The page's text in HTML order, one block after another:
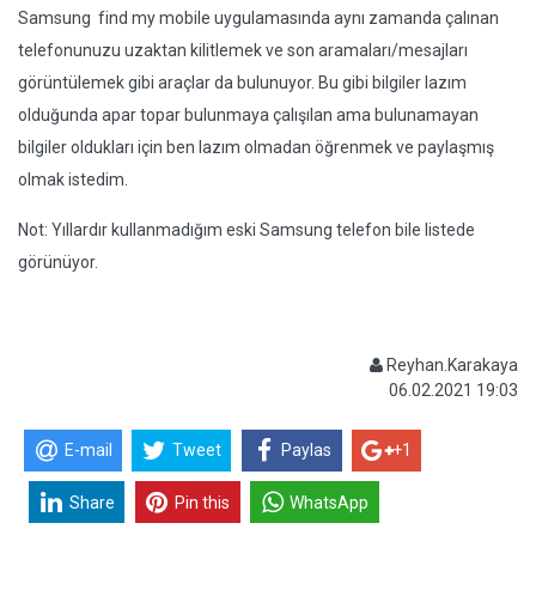
Samsung find my mobile uygulamasında aynı zamanda çalınan
telefonunuzu uzaktan kilitlemek ve son aramaları/mesajları
görüntülemek gibi araçlar da bulunuyor. Bu gibi bilgiler lazım
olduğunda apar topar bulunmaya çalışılan ama bulunamayan
bilgiler oldukları için ben lazım olmadan öğrenmek ve paylaşmış
olmak istedim.
Not: Yıllardır kullanmadığım eski Samsung telefon bile listede
görünüyor.
Reyhan.Karakaya
06.02.2021 19:03
E-mail Tweet Paylas +1
Share Pin this WhatsApp